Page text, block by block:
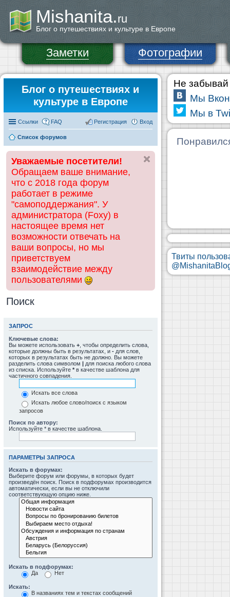
Mishanita.ru
Блог о путешествиях и культуре в Европе
Заметки Фотографии
Блог о путешествиях и
культуре в Европе
Ссылки FAQ Вход
Регистрация
Список форумов
Уважаемые посетители!
Обращаем ваше внимание,
что с 2018 года форум
работает в режиме
"самоподдержания". У
администратора (Foxy) в
настоящее время нет
возможности отвечать на
ваши вопросы, но мы
приветствуем
взаимодействие между
пользователями
Поиск
ЗАПРОС
Ключевые слова:
Вы можете использовать + , чтобы определить слова,
которые должны быть в результатах, и - для слов,
которых в результатах быть не должно. Вы можете
разделить слова символом | для поиска любого слова
из списка. Используйте * в качестве шаблона для
частичного совпадения.
Искать все слова
Искать любое слово/поиск с языком
запросов
Поиск по автору:
Используйте * в качестве шаблона.
ПАРАМЕТРЫ ЗАПРОСА
Искать в форумах:
Выберите форум или форумы, в которых будет
произведён поиск. Поиск в подфорумах производится
автоматически, если вы не отключили
соответствующую опцию ниже.
Искать в подфорумах:
Да
Нет
Искать:
В названиях тем и текстах сообщений
Не забывай
Мы
Мы в
Твиты